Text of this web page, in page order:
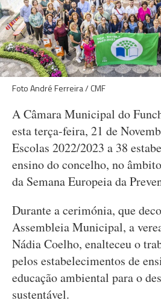
Foto André Ferreira / CMF
A Câmara Municipal do
esta terça-feira, 21 de
Escolas 2022/2023 a 38
ensino do concelho, no
da Semana Europeia da
Durante a cerimónia, que
Assembleia Municipal, a
Nádia Coelho, enalteceu o
pelos estabelecimentos de
educação ambiental para o
sustentável.